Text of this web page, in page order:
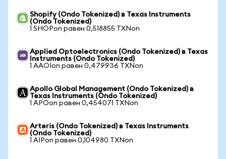
Shopify (Ondo Tokenized) в Texas Instruments
(Ondo Tokenized)
1 SHOPon равен 0,518855 TXNon
Applied Optoelectronics (Ondo Tokenized) в Texas
Instruments (Ondo Tokenized)
1 AAOIon равен 0,479936 TXNon
Apollo Global Management (Ondo Tokenized) в
Texas Instruments (Ondo Tokenized)
1 APOon равен 0,454071 TXNon
Arteris (Ondo Tokenized) в Texas Instruments
(Ondo Tokenized)
1 AIPon равен 0,104980 TXNon